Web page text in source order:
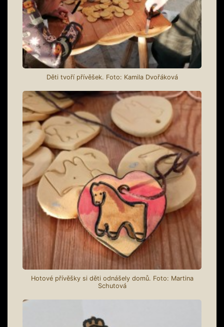
Děti tvoří přívěšek. Foto: Kamila Dvořáková
Hotové přívěšky si děti odnášely domů. Foto: Martina
Schutová